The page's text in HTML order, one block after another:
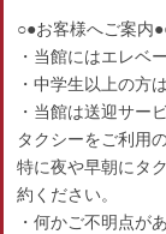
○●お客様へご案内
・当館にはエレベ
・中学生以上の方
・当館は送迎サー
タクシーをご利用
特に夜や早朝にタ
約ください。
・何かご不明点が